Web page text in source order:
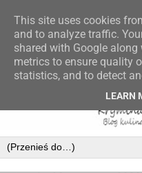
This site uses cookies
and to analyze traffic.
shared with Google
metrics to ensure quality
statistics, and to detect
LEARN